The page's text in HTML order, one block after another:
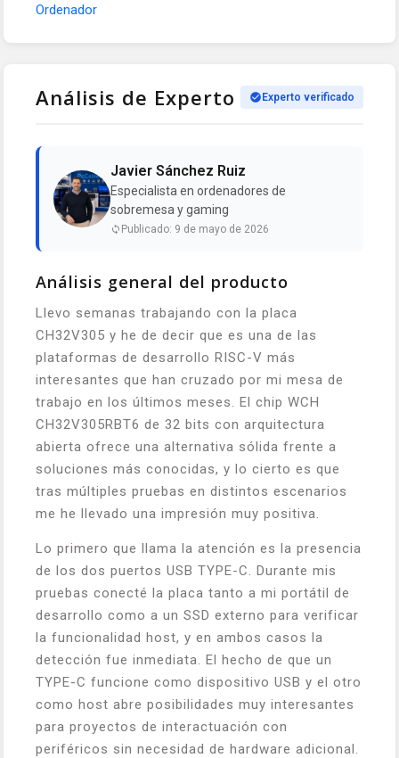
Ordenador
Análisis de Experto Experto verificado
Javier Sánchez Ruiz
Especialista en ordenadores de
sobremesa y gaming
Publicado: 9 de mayo de 2026
Análisis general del producto
Llevo semanas trabajando con la placa
CH32V305 y he de decir que es una de las
plataformas de desarrollo RISC-V más
interesantes que han cruzado por mi mesa de
trabajo en los últimos meses. El chip WCH
CH32V305RBT6 de 32 bits con arquitectura
abierta ofrece una alternativa sólida frente a
soluciones más conocidas, y lo cierto es que
tras múltiples pruebas en distintos escenarios
me he llevado una impresión muy positiva.
Lo primero que llama la atención es la presencia
de los dos puertos USB TYPE-C. Durante mis
pruebas conecté la placa tanto a mi portátil de
desarrollo como a un SSD externo para verificar
la funcionalidad host, y en ambos casos la
detección fue inmediata. El hecho de que un
TYPE-C funcione como dispositivo USB y el otro
como host abre posibilidades muy interesantes
para proyectos de interactuación con
periféricos sin necesidad de hardware adicional.